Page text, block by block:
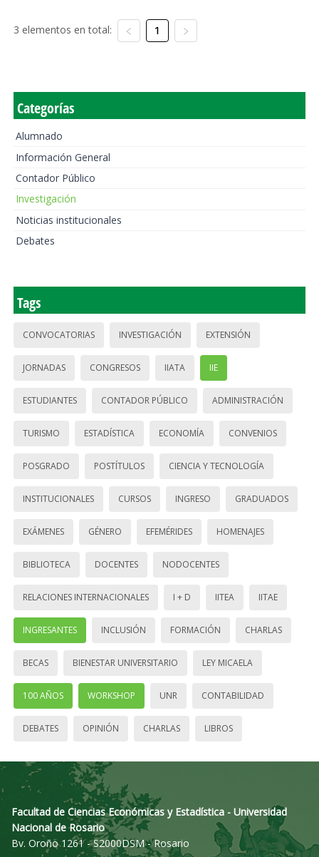
3 elementos en total: 1
Categorías
Alumnado
Información General
Contador Público
Investigación
Noticias institucionales
Debates
Tags
CONVOCATORIAS INVESTIGACIÓN EXTENSIÓN
JORNADAS CONGRESOS IIATA IIE
ESTUDIANTES CONTADOR PÚBLICO ADMINISTRACIÓN
TURISMO ESTADÍSTICA ECONOMÍA CONVENIOS
POSGRADO POSTÍTULOS CIENCIA Y TECNOLOGÍA
INSTITUCIONALES CURSOS INGRESO GRADUADOS
EXÁMENES GÉNERO EFEMÉRIDES HOMENAJES
BIBLIOTECA DOCENTES NODOCENTES
RELACIONES INTERNACIONALES I + D IITEA IITAE
INGRESANTES INCLUSIÓN FORMACIÓN CHARLAS
BECAS BIENESTAR UNIVERSITARIO LEY MICAELA
100 AÑOS WORKSHOP UNR CONTABILIDAD
DEBATES OPINIÓN CHARLAS LIBROS
Facultad de Ciencias Económicas y Estadística - Universidad
Nacional de Rosario
Bv. Oroño 1261 - S2000DSM - Rosario